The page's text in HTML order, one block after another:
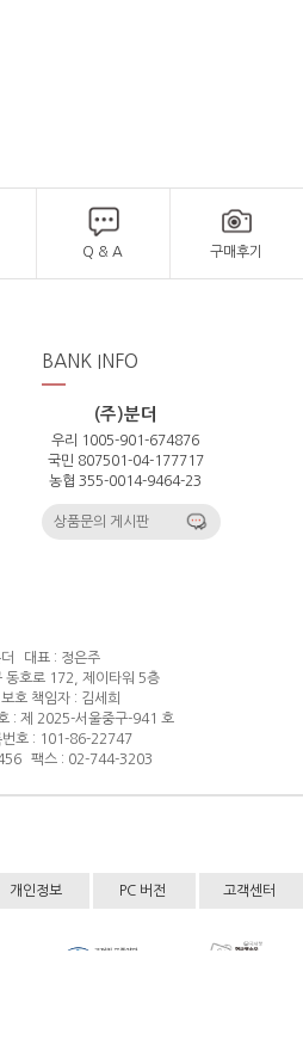
Q & A 구매후기
BANK INFO
(주)분더
우리 1005-901-674876
국민 807501-04-177717
농협 355-0014-9464-23
상품문의 게시판
대표 : 정은주
동호로 172, 제이타워 5층
호 책임자 : 김세희
: 제 2025-서울중구-941 호
번호 : 101-86-22747
팩스 : 02-744-3203
개인정보 PC 버전 고객센터